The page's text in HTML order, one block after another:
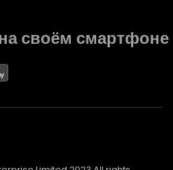
своём смартфоне